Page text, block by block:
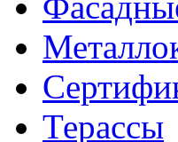
Терассы